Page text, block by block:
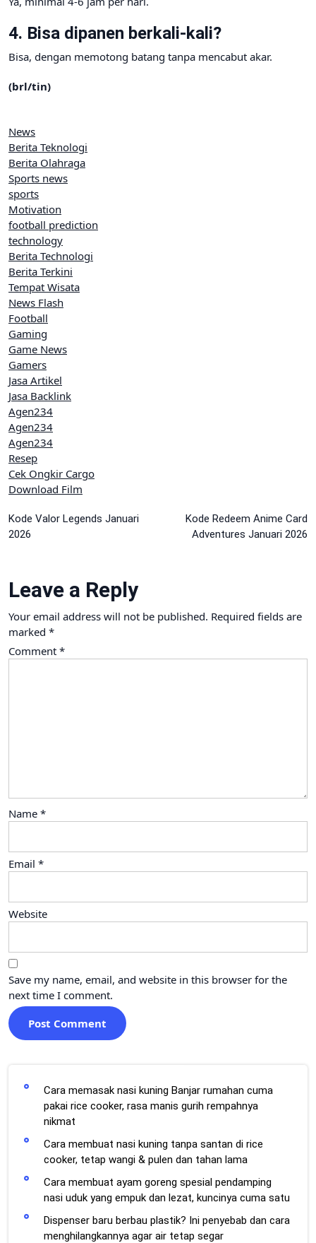
4. Bisa dipanen berkali-kali?
Bisa, dengan memotong batang tanpa mencabut akar.
(brl/tin)
News
Berita Teknologi
Berita Olahraga
Sports news
sports
Motivation
football prediction
technology
Berita Technologi
Berita Terkini
Tempat Wisata
News Flash
Football
Gaming
Game News
Gamers
Jasa Artikel
Jasa Backlink
Agen234
Agen234
Agen234
Resep
Cek Ongkir Cargo
Download Film
Post
Kode Valor Legends Januari
2026
Kode Redeem Anime Card
Adventures Januari 2026
Leave a Reply
Your email address will not be published. Required fields are
marked *
Comment *
Name *
Email *
Website
Save my name, email, and website in this browser for the
next time I comment.
Cara memasak nasi kuning Banjar rumahan cuma
pakai rice cooker, rasa manis gurih rempahnya
nikmat
Cara membuat nasi kuning tanpa santan di rice
cooker, tetap wangi & pulen dan tahan lama
Cara membuat ayam goreng spesial pendamping
nasi uduk yang empuk dan lezat, kuncinya cuma satu
Dispenser baru berbau plastik? Ini penyebab dan cara
menghilangkannya agar air tetap segar